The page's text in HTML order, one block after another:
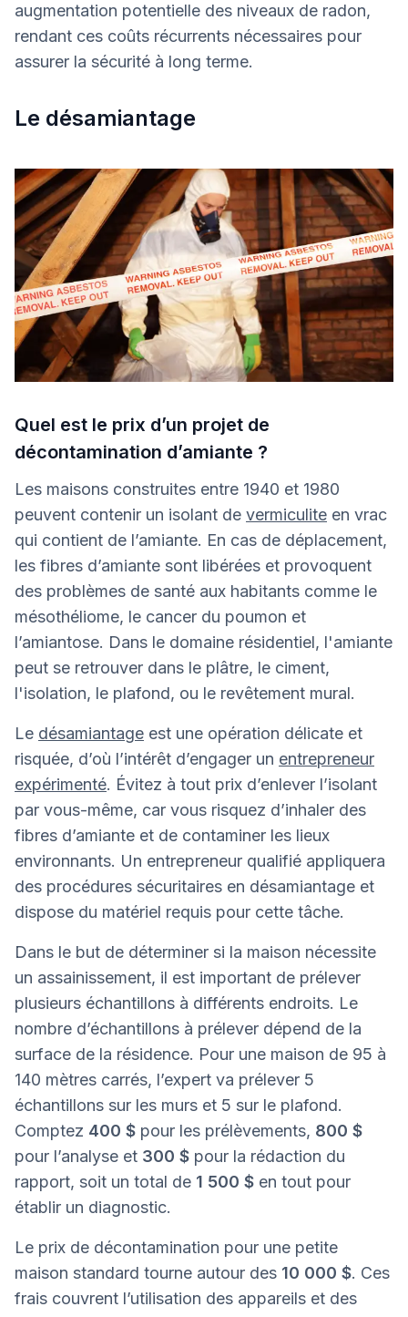
augmentation potentielle des niveaux de radon,
rendant ces coûts récurrents nécessaires pour
assurer la sécurité à long terme.
Le désamiantage
Quel est le prix d’un projet de
décontamination d’amiante ?
Les maisons construites entre 1940 et 1980
peuvent contenir un isolant de vermiculite en vrac
qui contient de l’amiante. En cas de déplacement,
les fibres d’amiante sont libérées et provoquent
des problèmes de santé aux habitants comme le
mésothéliome, le cancer du poumon et
l’amiantose. Dans le domaine résidentiel, l'amiante
peut se retrouver dans le plâtre, le ciment,
l'isolation, le plafond, ou le revêtement mural.
Le désamiantage est une opération délicate et
risquée, d’où l’intérêt d’engager un entrepreneur
expérimenté. Évitez à tout prix d’enlever l’isolant
par vous-même, car vous risquez d’inhaler des
fibres d’amiante et de contaminer les lieux
environnants. Un entrepreneur qualifié appliquera
des procédures sécuritaires en désamiantage et
dispose du matériel requis pour cette tâche.
Dans le but de déterminer si la maison nécessite
un assainissement, il est important de prélever
plusieurs échantillons à différents endroits. Le
nombre d’échantillons à prélever dépend de la
surface de la résidence. Pour une maison de 95 à
140 mètres carrés, l’expert va prélever 5
échantillons sur les murs et 5 sur le plafond.
Comptez 400 $ pour les prélèvements, 800 $
pour l’analyse et 300 $ pour la rédaction du
rapport, soit un total de 1 500 $ en tout pour
établir un diagnostic.
Le prix de décontamination pour une petite
maison standard tourne autour des 10 000 $. Ces
frais couvrent l’utilisation des appareils et des